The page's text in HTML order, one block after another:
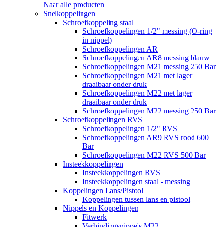
Naar alle producten
Snelkoppelingen
Schroefkoppeling staal
Schroefkoppelingen 1/2" messing (O-ring
in nippel)
Schroefkoppelingen AR
Schroefkoppelingen AR8 messing blauw
Schroefkoppelingen M21 messing 250 Bar
Schroefkoppelingen M21 met lager
draaibaar onder druk
Schroefkoppelingen M22 met lager
draaibaar onder druk
Schroefkoppelingen M22 messing 250 Bar
Schroefkoppelingen RVS
Schroefkoppelingen 1/2" RVS
Schroefkoppelingen AR9 RVS rood 600
Bar
Schroefkoppelingen M22 RVS 500 Bar
Insteekkoppelingen
Insteekkoppelingen RVS
Insteekkoppelingen staal - messing
Koppelingen Lans/Pistool
Koppelingen tussen lans en pistool
Nippels en Koppelingen
Fitwerk